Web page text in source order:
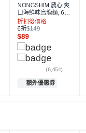
NONGSHIM 農心 爽
口海鮮味烏龍麵, 600
g, 1袋
折扣後價格
6折$149
$89
(6,454)
額外優惠券